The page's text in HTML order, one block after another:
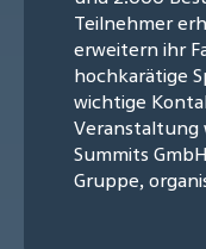
Teilnehmer
erweitern ihr
hochkarätige
wichtige
Veranstaltung
Summits
Gruppe,